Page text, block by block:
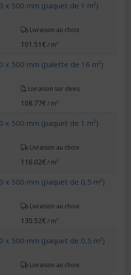
x 500 mm (paquet de 1 m²)
Livraison au choix
101.51€/ m²
x 500 mm (palette de 16 m²)
Livraison sur devis
108.77€/ m²
x 500 mm (paquet de 1 m²)
Livraison au choix
116.02€/ m²
x 500 mm (paquet de 0,5 m²)
Livraison au choix
130.52€/ m²
x 500 mm (paquet de 0,5 m²)
Livraison au choix